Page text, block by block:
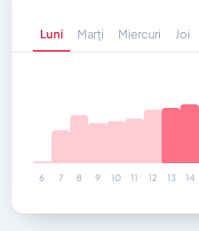
Luni Marți Miercuri Joi
6 7 8 9 10 11 12 13 14